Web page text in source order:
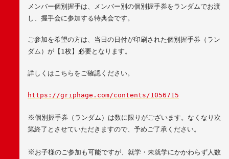
メンバー個別握手は、メンバー別の個別握手券をランダムでお渡
し、握手会に参加する特典会です。
ご参加を希望の方は、当日の日付が印刷された個別握手券（ラン
ダム）が【 1枚】必要となります。
詳しくはこちらをご確認ください。
https://griphage.com/contents/1056715
※個別握手券（ランダム）は数に限りがございます。なくなり次
第終了とさせていただきますので、予めご了承ください。
※ お子様のご参加も可能ですが、就学・未就学にかかわらず人数